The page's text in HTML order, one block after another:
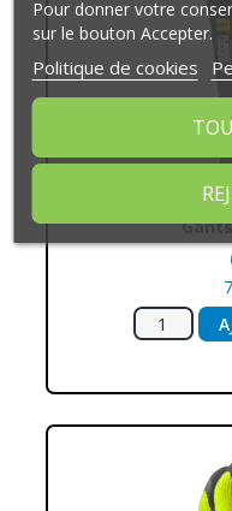
Pour donner votre
sur le bouton Accepter.
Politique de cookies